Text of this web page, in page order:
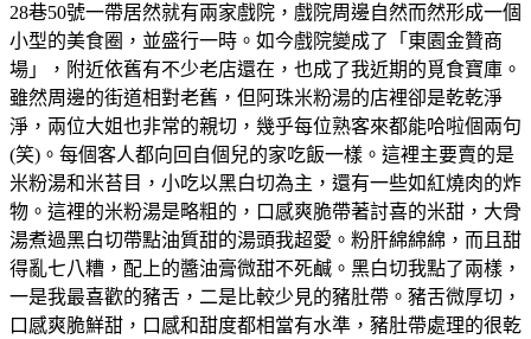
28巷50號一帶居然就有兩家戲院，戲院周邊自然而然形成一個
小型的美食圈，並盛行一時。如今戲院變成了「東園金贊商
場」，附近依舊有不少老店還在，也成了我近期的覓食寶庫。
雖然周邊的街道相對老舊，但阿珠米粉湯的店裡卻是乾乾淨
淨，兩位大姐也非常的親切，幾乎每位熟客來都能哈啦個兩句
(笑)。每個客人都向回自個兒的家吃飯一樣。這裡主要賣的是
米粉湯和米苔目，小吃以黑白切為主，還有一些如紅燒肉的炸
物。這裡的米粉湯是略粗的，口感爽脆帶著討喜的米甜，大骨
湯煮過黑白切帶點油質甜的湯頭我超愛。粉肝綿綿綿，而且甜
得亂七八糟，配上的醬油膏微甜不死鹹。黑白切我點了兩樣，
一是我最喜歡的豬舌，二是比較少見的豬肚帶。豬舌微厚切，
口感爽脆鮮甜，口感和甜度都相當有水準，豬肚帶處理的很乾